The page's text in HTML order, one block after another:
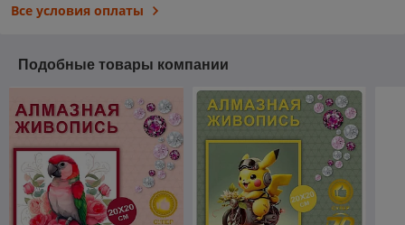
Все условия оплаты
Подобные товары компании